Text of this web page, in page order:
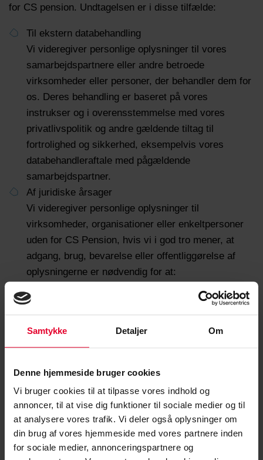
Samtykke Detaljer Om
Denne hjemmeside bruger cookies
Vi bruger cookies til at tilpasse vores indhold og
annoncer, til at vise dig funktioner til sociale medier og til
at analysere vores trafik. Vi deler også oplysninger om
din brug af vores hjemmeside med vores partnere inden
for sociale medier, annonceringspartnere og
for CS pension. Undtagelsen er i disse tilfælde:
Til ekstern databehandling
Vi videregiver personlige oplysninger til vores
samarbejdspartnere eller andre betroede
virksomheder eller personer, der behandler dem for
os. Deres behandling er baseret på vores
instrukser og i overensstemmelse med vores
privatlivspolitik og andre gældende tiltag til
fortrolighed og sikkerhed, eksempelvis vores
databehandleraftale med pågældende
samarbejdspartner.
Af juridiske årsager
Vi videregiver personlige oplysninger til
virksomheder, organisationer eller enkeltpersoner
uden for CS Pension, hvis vi i god tro mener, at
adgang, brug, bevarelse eller offentliggørelse af
oplysningerne er nødvendig for at:
Overholde gældende love, bestemmelser,
sagsanlæg eller retsgyldige anmodninger fra
Håndhæve gældende servicevilkår, herunder
undersøgelse af potentielle overtrædelser.
Registrere, forhindre eller på anden måde
sikkerhed eller tekniske problemer.
Holde CS Pension fri fra skade, vores
interessenter eller offentlighedens rettigheder,
ejendom eller sikkerhed, sådan som det